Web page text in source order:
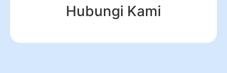
Hubungi Kami